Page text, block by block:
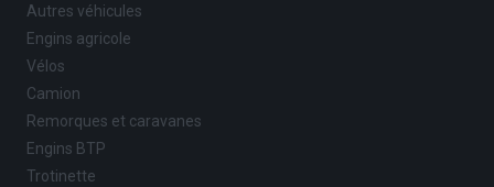
Autres véhicules
Engins agricole
Vélos
Camion
Remorques et caravanes
Engins BTP
Trotinette